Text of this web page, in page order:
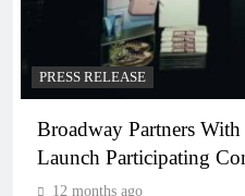
PRESS RELEASE
Broadway Partners
Launch Participating
12 months ago